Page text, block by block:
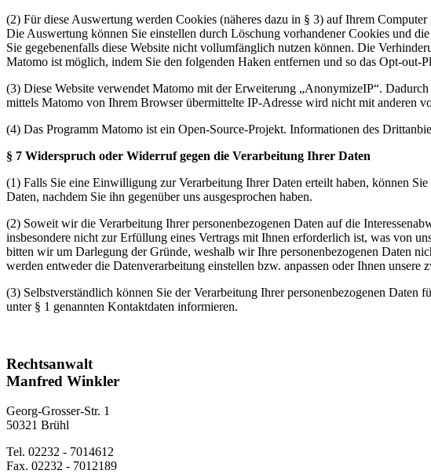
(2) Für diese Auswertung werden Cookies (näheres dazu in § 3) auf Ihrem
Die Auswertung können Sie einstellen durch Löschung vorhandener Cookies und
Sie gegebenenfalls diese Website nicht vollumfänglich nutzen können. Die
Matomo ist möglich, indem Sie den folgenden Haken entfernen und so das Opt-out-
(3) Diese Website verwendet Matomo mit der Erweiterung „AnonymizeIP“.
mittels Matomo von Ihrem Browser übermittelte IP-Adresse wird nicht mit anderen
(4) Das Programm Matomo ist ein Open-Source-Projekt. Informationen des
§ 7 Widerspruch oder Widerruf gegen die Verarbeitung Ihrer Daten
(1) Falls Sie eine Einwilligung zur Verarbeitung Ihrer Daten erteilt haben, können
Daten, nachdem Sie ihn gegenüber uns ausgesprochen haben.
(2) Soweit wir die Verarbeitung Ihrer personenbezogenen Daten auf die
insbesondere nicht zur Erfüllung eines Vertrags mit Ihnen erforderlich ist, was von
bitten wir um Darlegung der Gründe, weshalb wir Ihre personenbezogenen Daten
werden entweder die Datenverarbeitung einstellen bzw. anpassen oder Ihnen
(3) Selbstverständlich können Sie der Verarbeitung Ihrer personenbezogenen
unter § 1 genannten Kontaktdaten informieren.
Rechtsanwalt
Manfred Winkler
Georg-Grosser-Str. 1
50321 Brühl
Tel. 02232 - 7014612
Fax. 02232 - 7012189